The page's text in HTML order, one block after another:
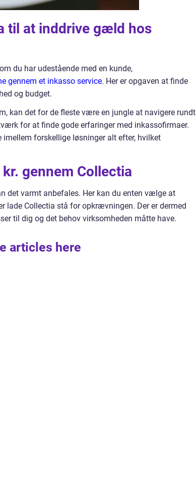
til at inddrive gæld hos
du har udestående med en kunde,
gennem et inkasso service. Her er opgaven at finde
og budget.
kan det for de fleste være en jungle at navigere rundt
for at finde gode erfaringer med inkassofirmaer.
forskellige løsninger alt efter, hvilket
gennem Collectia
det varmt anbefales. Her kan du enten vælge at
lade Collectia stå for opkrævningen. Der er dermed
til dig og det behov virksomheden måtte have.
articles here